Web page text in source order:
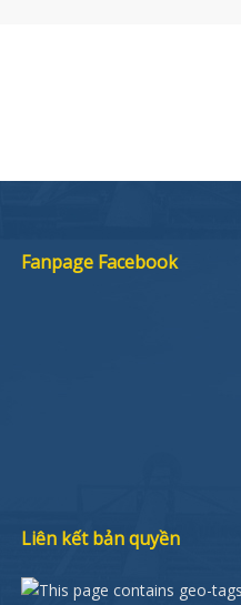
Fanpage Facebook
Liên kết bản quyền